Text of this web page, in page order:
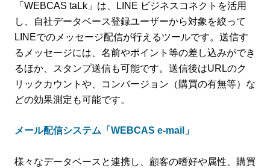
「WEBCAS taLk」は、LINE ビジネスコネクトを活用
し、自社データベース登録ユーザーから対象を絞って
LINEでのメッセージ配信が行えるツールです。送信す
るメッセージには、名前やポイント等の差し込みができ
るほか、スタンプ送信も可能です。送信後はURLのク
リックカウントや、コンバージョン（購買の有無等）な
どの効果測定も可能です。
メール配信システム「WEBCAS e-mail」
様々なデータベースと連携し、顧客の嗜好や属性、購買